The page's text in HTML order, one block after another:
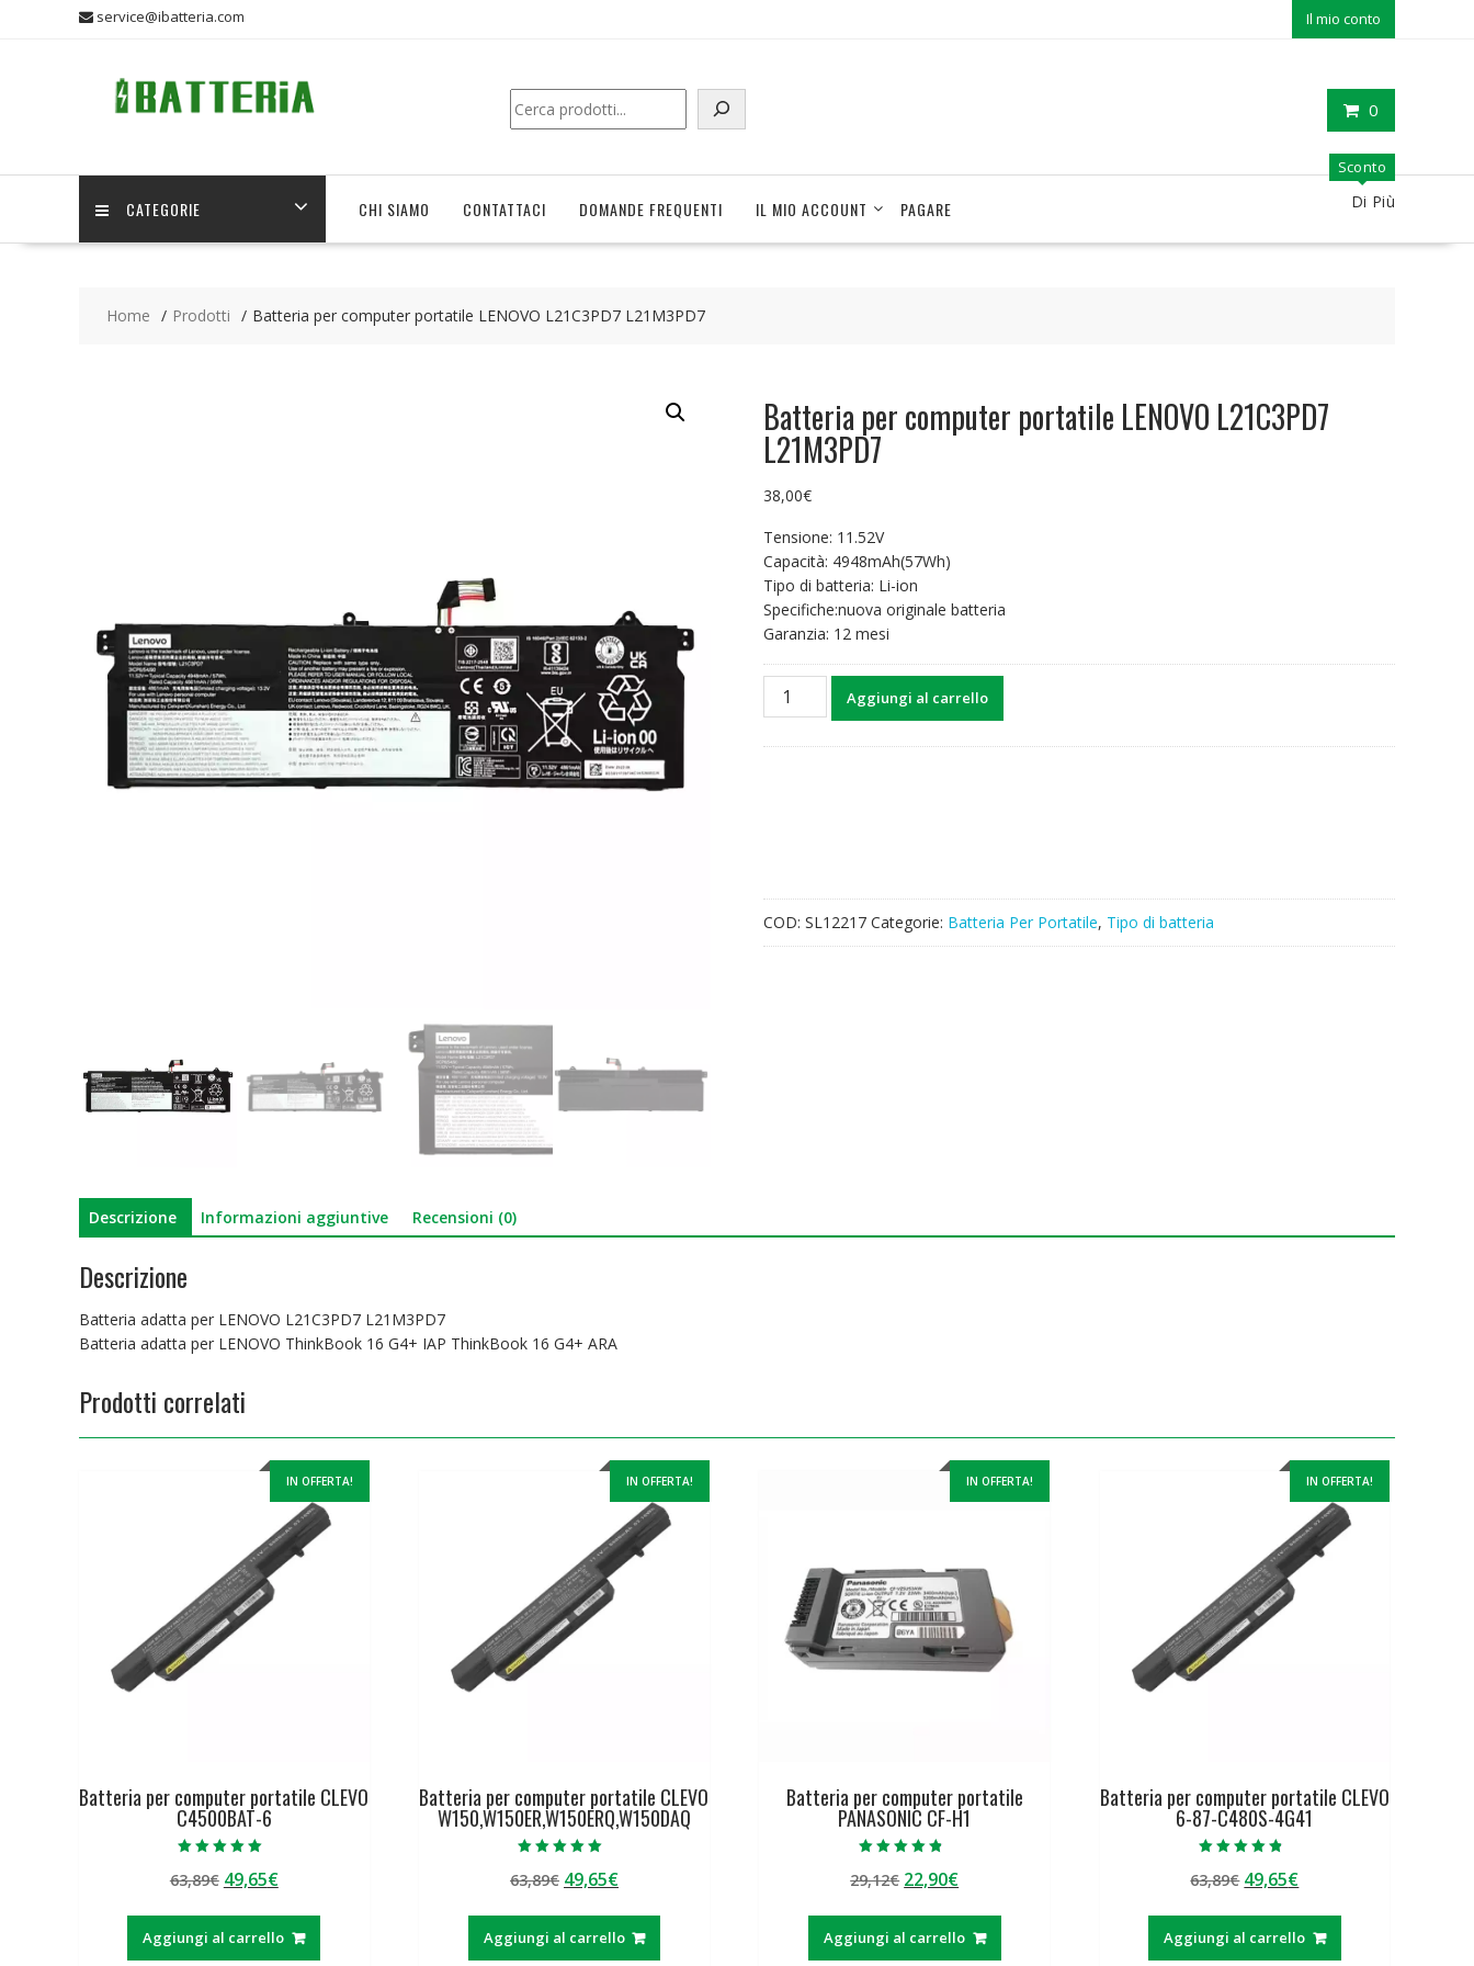
service@ibatteria.com Il mio conto
0
Cerca
CATEGORIE CHI SIAMO CONTATTACI DOMANDE FREQUENTI IL MIO ACCOUNT PAGARE
Sconto
Di Più
Home Prodotti Batteria per computer portatile LENOVO L21C3PD7 L21M3PD7
Batteria per computer portatile LENOVO L21C3PD7
L21M3PD7
38,00€
Tensione: 11.52V
Capacità: 4948mAh(57Wh)
Tipo di batteria: Li-ion
Specifiche:nuova originale batteria
Garanzia: 12 mesi
Batteria
Aggiungi al carrello
COD: SL12217 Categorie: Batteria Per Portatile, Tipo di batteria
Descrizione Informazioni aggiuntive Recensioni (0)
Descrizione
Batteria adatta per LENOVO L21C3PD7 L21M3PD7
Batteria adatta per LENOVO ThinkBook 16 G4+ IAP ThinkBook 16 G4+ ARA
Prodotti correlati
IN OFFERTA!
Batteria per computer portatile CLEVO
C4500BAT-6
5.00
su 5
63,89€ Il
originale
era:
49,65€Il
attuale
è:
Aggiungi al carrello
IN OFFERTA!
Batteria per computer portatile CLEVO
W150,W150ER,W150ERQ,W150DAQ
5.00
su 5
63,89€ Il
originale
era:
49,65€Il
attuale
è:
Aggiungi al carrello
IN OFFERTA!
Batteria per computer portatile
PANASONIC CF-H1
4.50
su 5
29,12€ Il
originale
era:
22,90€Il
attuale
è:
Aggiungi al carrello
IN OFFERTA!
Batteria per computer portatile CLEVO
6-87-C480S-4G41
4.50
su 5
63,89€ Il
originale
era:
49,65€Il
attuale
è:
Aggiungi al carrello